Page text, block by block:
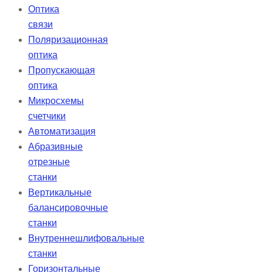
Оптика
связи
Поляризационная
оптика
Пропускающая
оптика
Микросхемы
счетчики
Автоматизация
Абразивные
отрезные
станки
Вертикальные
балансировочные
станки
Внутреннешлифовальные
станки
Горизонтальные